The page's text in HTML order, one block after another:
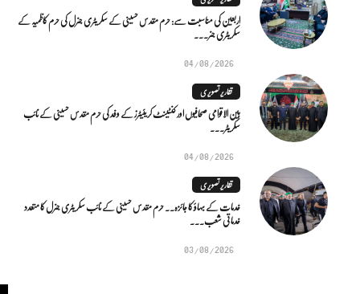
اربعین کی مناسبت سے: حرم مقدس حسینی کے سکریٹری جنرل کی حرم کاظمیہ کے
سکریٹری جنر...
04/08/2026
تقاریر تصویری
بین الاقوامی صحافیوں اور کنٹینٹ کریئیٹرز کے وفد کی حرم مقدس حسینی کے نائب
سکریٹر...
04/08/2026
تقاریر تصویری
خدمات کے بہاؤ کا جائزہ.. حرم مقدس حسینی کے نائب سکریٹری جنرل کا متعدد
خدماتی شعب...
03/08/2026